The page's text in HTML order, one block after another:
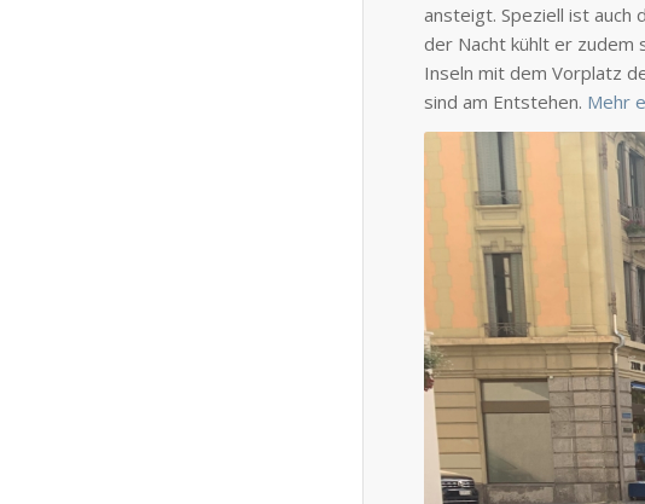
ansteigt. Speziell ist auch
der Nacht kühlt er zudem
Inseln mit dem Vorplatz
sind am Entstehen. Mehr